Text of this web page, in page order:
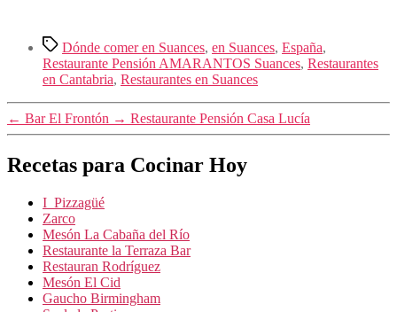
Etiquetas
Dónde comer en Suances, en Suances, España,
Restaurante Pensión AMARANTOS Suances, Restaurantes
en Cantabria, Restaurantes en Suances
← Bar El Frontón → Restaurante Pensión Casa Lucía
Recetas para Cocinar Hoy
I ️ Pizzagüé
Zarco
Mesón La Cabaña del Río
Restaurante la Terraza Bar
Restauran Rodríguez
Mesón El Cid
Gaucho Birmingham